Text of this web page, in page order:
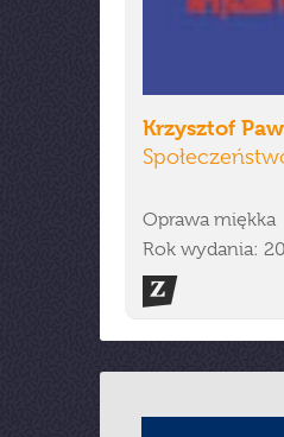
Krzysztof
Oprawa miękka
Rok wydania: